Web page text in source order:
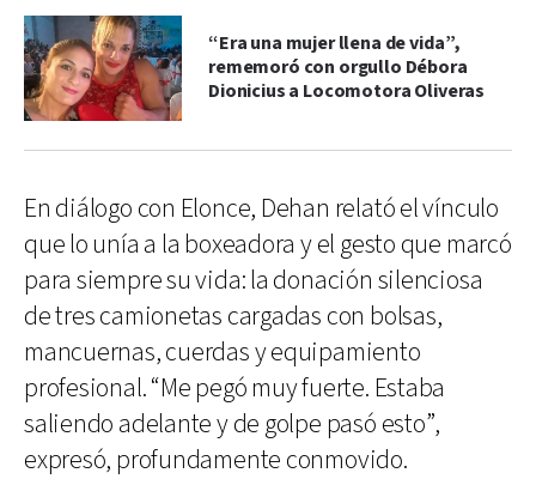
“Era una mujer llena de vida”,
rememoró con orgullo Débora
Dionicius a Locomotora Oliveras
En diálogo con Elonce, Dehan relató el vínculo
que lo unía a la boxeadora y el gesto que marcó
para siempre su vida: la donación silenciosa
de tres camionetas cargadas con bolsas,
mancuernas, cuerdas y equipamiento
profesional. “Me pegó muy fuerte. Estaba
saliendo adelante y de golpe pasó esto”,
expresó, profundamente conmovido.